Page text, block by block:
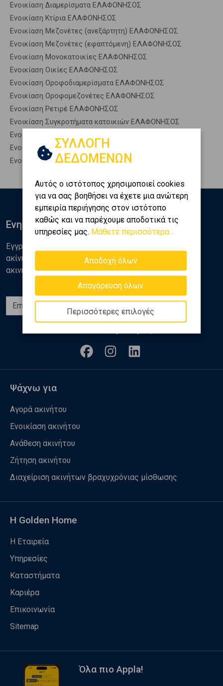
Ενοικίαση Διαμερίσματα ΕΛΑΦΟΝΗΣΟΣ
Ενοικίαση Κτίρια ΕΛΑΦΟΝΗΣΟΣ
Ενοικίαση Μεζονέτες (ανεξάρτητη) ΕΛΑΦΟΝΗΣΟΣ
Ενοικίαση Μεζονέτες (εφαπτόμενη) ΕΛΑΦΟΝΗΣΟΣ
Ενοικίαση Μονοκατοικίες ΕΛΑΦΟΝΗΣΟΣ
Ενοικίαση Οικίες ΕΛΑΦΟΝΗΣΟΣ
Ενοικίαση Οροφοδιαμερίσματα ΕΛΑΦΟΝΗΣΟΣ
Ενοικίαση Οροφομεζονέτες ΕΛΑΦΟΝΗΣΟΣ
Ενοικίαση Ρετιρέ ΕΛΑΦΟΝΗΣΟΣ
Ενοικίαση Συγκροτήματα κατοικιών ΕΛΑΦΟΝΗΣΟΣ
Ενοικίαση Υπόγεια ΕΛΑΦΟΝΗΣΟΣ
Ενοικίαση Υπόσκαφα ΕΛΑΦΟΝΗΣΟΣ
Ενοικίαση Υπολ. υψουν ΕΛΑΦΟΝΗΣΟΣ
ΣΥΛΛΟΓΗ
ΔΕΔΟΜΕΝΩΝ
Αυτός ο ιστότοπος χρησιμοποιεί cookies
για να σας βοηθήσει να έχετε μια ανώτερη
εμπειρία περιήγησης στον ιστότοπο
καθώς και να παρέχουμε αποδοτικά τις
υπηρεσίες μας. Μάθετε περισσότερα...
Αποδοχή όλων
Απαγόρευση όλων
Περισσότερες επιλογές
Ενημερωθείτε
Εγγραφείτε στο newsletter της Golden Home για νέα
ακίνητα, αναλύσεις και διάφορα θέματα της αγοράς
ακινήτων
Ψάχνω για
Αγορά ακινήτου
Ενοικίαση ακινήτου
Ανάθεση ακινήτου
Ζήτηση ακινήτου
Διαχείριση ακινήτων βραχυχρόνιας μίσθωσης
Η Golden Home
Η Εταιρεία
Υπηρεσίες
Καταστήματα
Καριέρα
Επικοινωνία
Sitemap
Όλα πιο Appla!